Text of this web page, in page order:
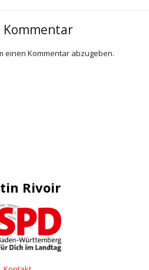
Kommentar
einen Kommentar abzugeben.
Rivoir